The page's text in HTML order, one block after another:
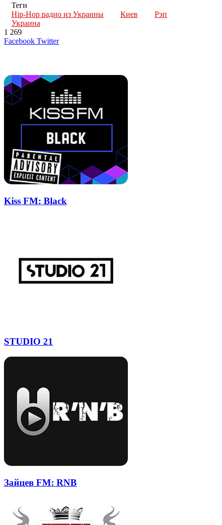
Теги
Hip-Hop радио из Украины
Киев
Рэп
Украина
1 269
Facebook TwitterLinkedIn
Tumblr
Reddit
Вконтакте
Одноклассники
Skype
Messenger
Messenger
WhatsApp
Telegram
Viber
Line
Поделиться
Печатать
Kiss FM: Black
STUDIO 21
Зайцев FM: RNB